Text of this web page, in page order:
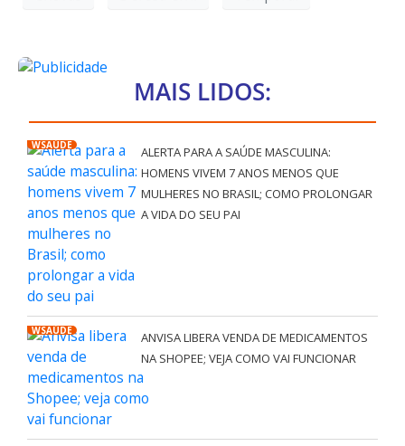
MAIS LIDOS:
WSAÚDE
ALERTA PARA A SAÚDE MASCULINA:
HOMENS VIVEM 7 ANOS MENOS QUE
MULHERES NO BRASIL; COMO PROLONGAR
A VIDA DO SEU PAI
WSAÚDE
ANVISA LIBERA VENDA DE MEDICAMENTOS
NA SHOPEE; VEJA COMO VAI FUNCIONAR